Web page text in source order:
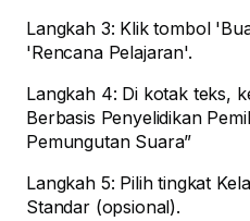
Langkah 3: Klik tombol
'Rencana Pelajaran'.
Langkah 4: Di kotak teks,
Berbasis Penyelidikan
Pemungutan Suara”
Langkah 5: Pilih tingkat
Standar (opsional).